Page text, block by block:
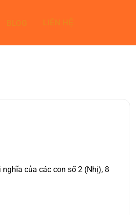
của các con số 2 (Nhị), 8